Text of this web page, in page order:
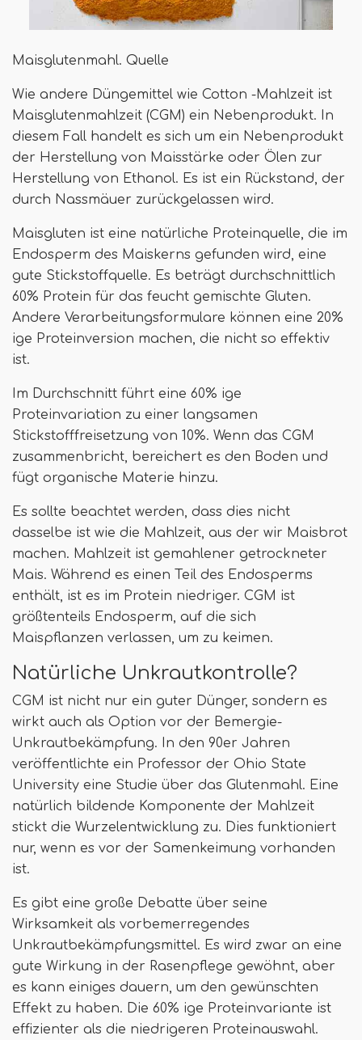
Maisglutenmahl. Quelle
Wie andere Düngemittel wie Cotton -Mahlzeit ist
Maisglutenmahlzeit (CGM) ein Nebenprodukt. In
diesem Fall handelt es sich um ein Nebenprodukt
der Herstellung von Maisstärke oder Ölen zur
Herstellung von Ethanol. Es ist ein Rückstand, der
durch Nassmäuer zurückgelassen wird.
Maisgluten ist eine natürliche Proteinquelle, die im
Endosperm des Maiskerns gefunden wird, eine
gute Stickstoffquelle. Es beträgt durchschnittlich
60% Protein für das feucht gemischte Gluten.
Andere Verarbeitungsformulare können eine 20%
ige Proteinversion machen, die nicht so effektiv
ist.
Im Durchschnitt führt eine 60% ige
Proteinvariation zu einer langsamen
Stickstofffreisetzung von 10%. Wenn das CGM
zusammenbricht, bereichert es den Boden und
fügt organische Materie hinzu.
Es sollte beachtet werden, dass dies nicht
dasselbe ist wie die Mahlzeit, aus der wir Maisbrot
machen. Mahlzeit ist gemahlener getrockneter
Mais. Während es einen Teil des Endosperms
enthält, ist es im Protein niedriger. CGM ist
größtenteils Endosperm, auf die sich
Maispflanzen verlassen, um zu keimen.
Natürliche Unkrautkontrolle?
CGM ist nicht nur ein guter Dünger, sondern es
wirkt auch als Option vor der Bemergie-
Unkrautbekämpfung. In den 90er Jahren
veröffentlichte ein Professor der Ohio State
University eine Studie über das Glutenmahl. Eine
natürlich bildende Komponente der Mahlzeit
stickt die Wurzelentwicklung zu. Dies funktioniert
nur, wenn es vor der Samenkeimung vorhanden
ist.
Es gibt eine große Debatte über seine
Wirksamkeit als vorbemerregendes
Unkrautbekämpfungsmittel. Es wird zwar an eine
gute Wirkung in der Rasenpflege gewöhnt, aber
es kann einiges dauern, um den gewünschten
Effekt zu haben. Die 60% ige Proteinvariante ist
effizienter als die niedrigeren Proteinauswahl.